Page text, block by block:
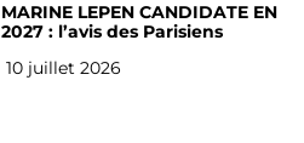
MARINE LEPEN CANDIDATE EN
2027 : l’avis des Parisiens
10 juillet 2026